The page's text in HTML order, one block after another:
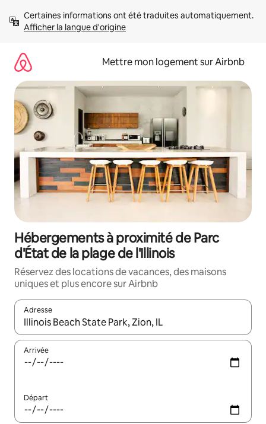
directement
Afficher la langue d'origine
Mettre mon logement sur Airbnb
Hébergements à proximité de Parc
d'État de la plage de l'Illinois
Réservez des locations de vacances, des maisons
uniques et plus encore sur Airbnb
Adresse
Lorsque les résultats s'affichent, utilisez les flèches vers le
Arrivée
Départ